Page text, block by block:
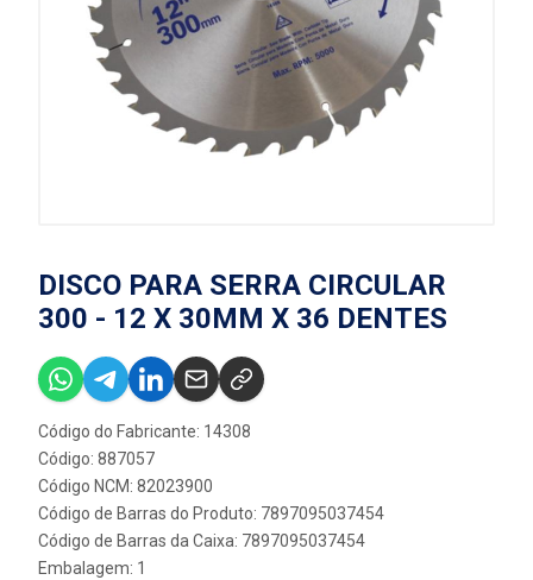
DISCO PARA SERRA CIRCULAR
300 - 12 X 30MM X 36 DENTES
Código do Fabricante: 14308
Código: 887057
Código NCM: 82023900
Código de Barras do Produto: 7897095037454
Código de Barras da Caixa: 7897095037454
Embalagem: 1